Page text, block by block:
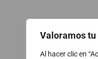
Valoramos tu
Al hacer clic en